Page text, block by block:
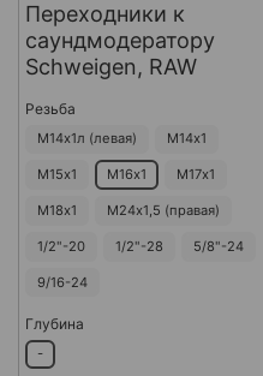
Переходники к
саундмодератору
Schweigen, RAW
Резьба
М14х1л (левая) М14х1
М15х1 М16х1 М17х1
М18х1 М24х1,5 (правая)
1/2"-20 1/2"-28 5/8"-24
9/16-24
Глубина
-